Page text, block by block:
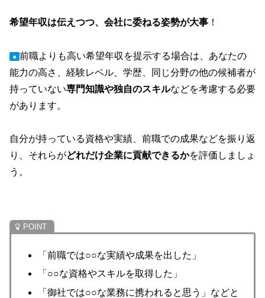
希望年収は伝えつつ、会社に委ねる姿勢が大事 ！
● 前職よりも高い希望年収を提示する場合は、あなたの
能力の高さ、経験レベル、学歴、同じ分野の他の候補者が
持っていない専門知識や独自のスキルなどを考慮する必要
があります。
自分が持っている資格や実績、前職での成果などを振り返
り、それらがどれだけ企業に貢献できるかを評価しましょ
う。
「前職では○○な実績や成果を出した」
「○○な資格やスキルを取得した」
「御社では○○な業務に携われると思う」などと